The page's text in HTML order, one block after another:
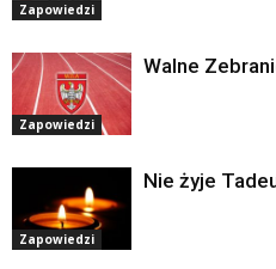
Zapowiedzi
Zapowiedzi
Walne
Zapowiedzi
Nie żyje